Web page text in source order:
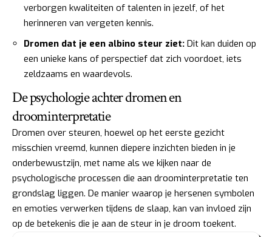
verborgen kwaliteiten of talenten in jezelf, of het
herinneren van vergeten kennis.
Dromen dat je een albino steur ziet: Dit kan duiden op
een unieke kans of perspectief dat zich voordoet, iets
zeldzaams en waardevols.
De psychologie achter dromen en
droominterpretatie
Dromen over steuren, hoewel op het eerste gezicht
misschien vreemd, kunnen diepere inzichten bieden in je
onderbewustzijn, met name als we kijken naar de
psychologische processen die aan droominterpretatie ten
grondslag liggen. De manier waarop je hersenen symbolen
en emoties verwerken tijdens de slaap, kan van invloed zijn
op de betekenis die je aan de steur in je droom toekent.